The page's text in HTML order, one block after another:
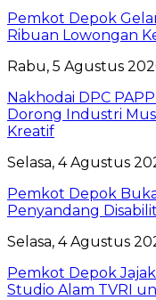
Pemkot Depok
Ribuan Lowongan
Rabu, 5 Agustus
Nakhodai DPC
Dorong Industri
Kreatif
Selasa, 4 Agustus
Pemkot Depok
Penyandang
Selasa, 4 Agustus
Pemkot Depok
Studio Alam TVRI